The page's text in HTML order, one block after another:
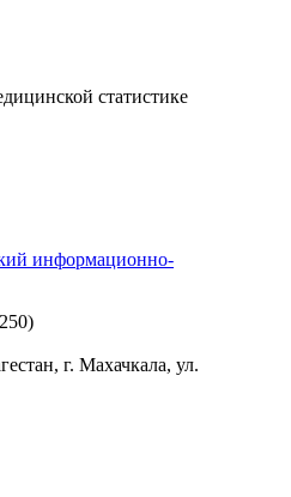
статистике
информационно-
г. Махачкала, ул.